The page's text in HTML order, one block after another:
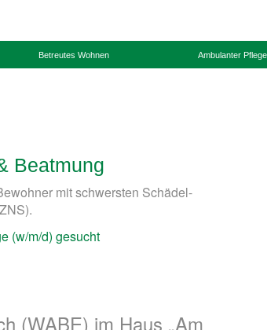
Betreutes Wohnen Ambulanter
Beatmung
mit schwersten Schädel-
(WABE) im Haus „Am